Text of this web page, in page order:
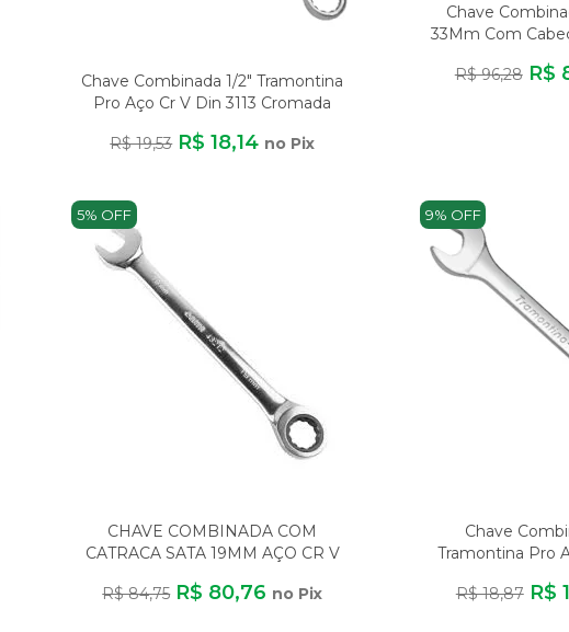
Chave Combinada 1/2" Tramontina
Pro Aço Cr V Din 3113 Cromada
R$ 19,53 R$ 18,14 no Pix
Chave
33Mm Com
R$ 96,28 R$
5% OFF
CHAVE COMBINADA COM
CATRACA SATA 19MM AÇO CR V
R$ 84,75 R$ 80,76 no Pix
9% OFF
Chave
Tramontina Pro
R$ 18,87 R$